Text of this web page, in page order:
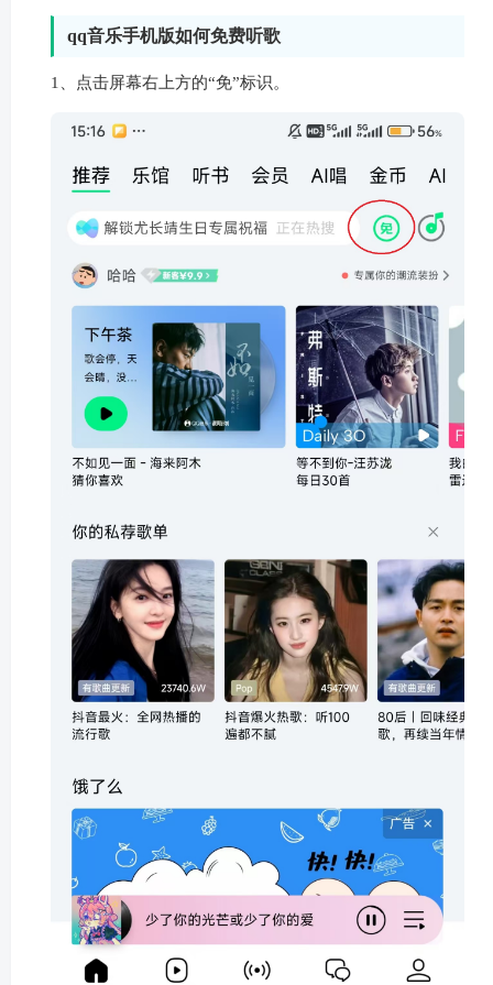
qq音乐手机版如何免费听歌
1、点击屏幕右上方的“免”标识。